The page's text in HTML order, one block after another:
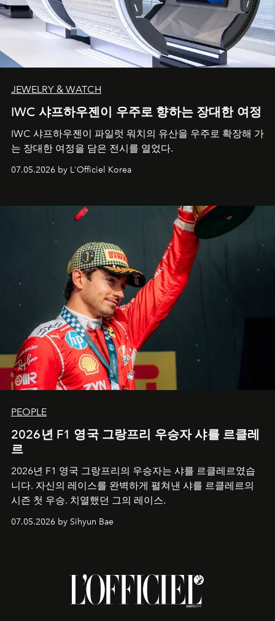
JEWELRY & WATCH
IWC 샤프하우젠이 우주로 향하는 장대한 여정
IWC 샤프하우젠이 파일럿 워치의 유산을 우주로 확장해 가
는 장대한 여정을 담은 전시를 열었다.
07.05.2026 by L'Officiel Korea
PEOPLE
2026년 F1 영국 그랑프리 우승자 샤를 르클레
르
2026년 F1 영국 그랑프리의 우승자는 샤를 르클레르였습
니다. 자신의 레이스를 완벽하게 펼쳐낸 샤를 르클레르의
시즌 첫 우승. 치열했던 그의 레이스.
07.05.2026 by Sihyun Bae